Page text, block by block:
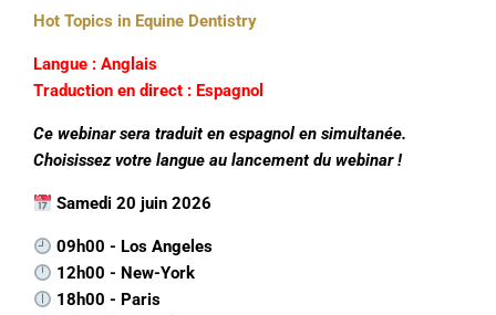
Hot Topics in Equine Dentistry
Langue : Anglais
Traduction en direct : Espagnol
Ce webinar sera traduit en espagnol en simultanée.
Choisissez votre langue au lancement du webinar !
Samedi 20 juin 2026
09h00 - Los Angeles
12h00 - New-York
18h00 - Paris